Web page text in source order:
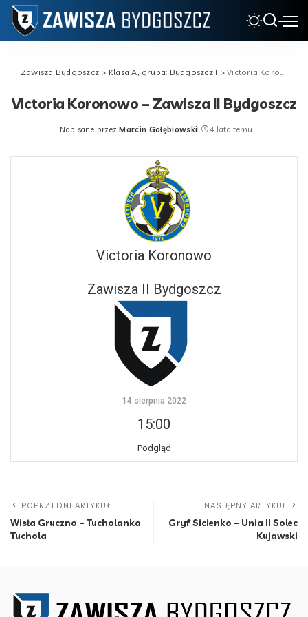
Zawisza Bydgoszcz > Klasa A, grupa: Bydgoszcz I >Victoria Koronowo – Zawisza II Bydgoszcz
Victoria Koronowo – Zawisza II Bydgoszcz
Posted
Napisane przez Marcin Gołębiowski 4 lata temu
Victoria Koronowo
Zawisza II Bydgoszcz
14 sierpnia 2022
15:00
Podgląd
POPRZEDNI ARTYKUŁ
Wisła Gruczno – Tucholanka
Tuchola
NASTĘPNY ARTYKUŁ
Gryf Sicienko – Unia II Solec
Kujawski